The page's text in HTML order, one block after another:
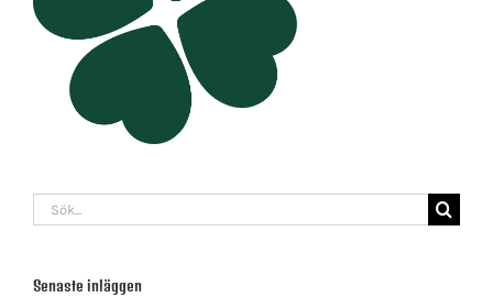
Sök
efter:
Senaste inläggen